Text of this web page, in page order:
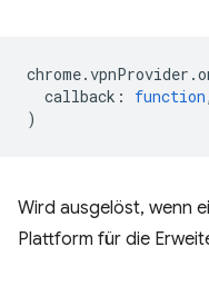
chrome.vpnProvider .
callback : function,
)
Wird ausgelöst, wenn
Plattform für die